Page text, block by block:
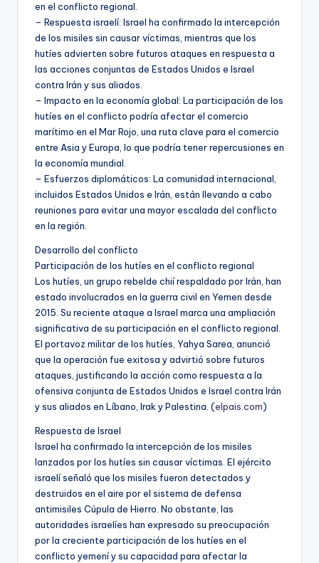
en el conflicto regional.
– Respuesta israelí: Israel ha confirmado la intercepción
de los misiles sin causar víctimas, mientras que los
hutíes advierten sobre futuros ataques en respuesta a
las acciones conjuntas de Estados Unidos e Israel
contra Irán y sus aliados.
– Impacto en la economía global: La participación de los
hutíes en el conflicto podría afectar el comercio
marítimo en el Mar Rojo, una ruta clave para el comercio
entre Asia y Europa, lo que podría tener repercusiones en
la economía mundial.
– Esfuerzos diplomáticos: La comunidad internacional,
incluidos Estados Unidos e Irán, están llevando a cabo
reuniones para evitar una mayor escalada del conflicto
en la región.
Desarrollo del conflicto
Participación de los hutíes en el conflicto regional
Los hutíes, un grupo rebelde chií respaldado por Irán, han
estado involucrados en la guerra civil en Yemen desde
2015. Su reciente ataque a Israel marca una ampliación
significativa de su participación en el conflicto regional.
El portavoz militar de los hutíes, Yahya Sarea, anunció
que la operación fue exitosa y advirtió sobre futuros
ataques, justificando la acción como respuesta a la
ofensiva conjunta de Estados Unidos e Israel contra Irán
y sus aliados en Líbano, Irak y Palestina. (elpais.com)
Respuesta de Israel
Israel ha confirmado la intercepción de los misiles
lanzados por los hutíes sin causar víctimas. El ejército
israelí señaló que los misiles fueron detectados y
destruidos en el aire por el sistema de defensa
antimisiles Cúpula de Hierro. No obstante, las
autoridades israelíes han expresado su preocupación
por la creciente participación de los hutíes en el
conflicto yemení y su capacidad para afectar la